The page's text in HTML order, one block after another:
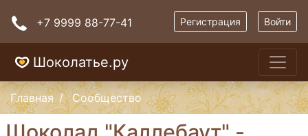
+7 9999 88-77-41 Регистрация Войти
Шоколатье.ру
Главная Сообщество